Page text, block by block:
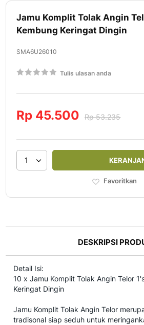
Jamu Komplit Tolak Angin
Kembung Keringat Dingin
SMA6U26010
Rating:
60
% of 100
Tulis ulasan anda
Rp 45.500 Rp 53.235
1
Favoritkan
Lewati
awal
galeri
DESKRIPSI
Detail Isi:
10 x Jamu Komplit Tolak Angin Telor
Keringat Dingin
Jamu Komplit Tolak Angin Telor
tradisonal siap seduh untuk